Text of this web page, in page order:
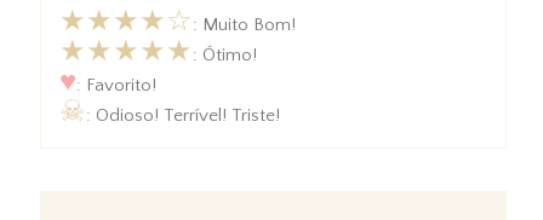
★★★★☆: Muito Bom!
★★★★★: Ótimo!
♥: Favorito!
☠: Odioso! Terrível! Triste!